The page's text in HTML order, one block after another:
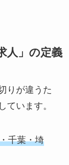
人」の定義
りが違うた
ています。
千葉・埼